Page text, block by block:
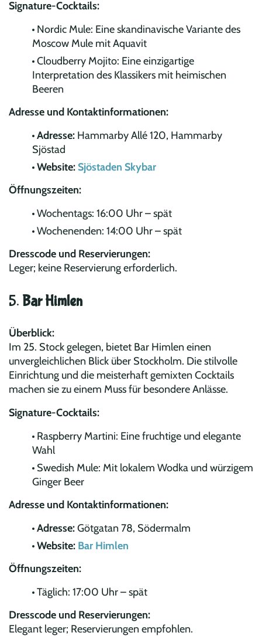
Signature-Cocktails:
Nordic Mule: Eine skandinavische Variante des
Moscow Mule mit Aquavit
Cloudberry Mojito: Eine einzigartige
Interpretation des Klassikers mit heimischen
Beeren
Adresse und Kontaktinformationen:
Adresse: Hammarby Allé 120, Hammarby
Sjöstad
Website: Sjöstaden Skybar
Öffnungszeiten:
Wochentags: 16:00 Uhr – spät
Wochenenden: 14:00 Uhr – spät
Dresscode und Reservierungen:
Leger; keine Reservierung erforderlich.
5. Bar Himlen
Überblick:
Im 25. Stock gelegen, bietet Bar Himlen einen
unvergleichlichen Blick über Stockholm. Die stilvolle
Einrichtung und die meisterhaft gemixten Cocktails
machen sie zu einem Muss für besondere Anlässe.
Signature-Cocktails:
Raspberry Martini: Eine fruchtige und elegante
Wahl
Swedish Mule: Mit lokalem Wodka und würzigem
Ginger Beer
Adresse und Kontaktinformationen:
Adresse:Götgatan 78, Södermalm
Website: Bar Himlen
Öffnungszeiten:
Täglich: 17:00 Uhr – spät
Dresscode und Reservierungen:
Elegant leger; Reservierungen empfohlen.